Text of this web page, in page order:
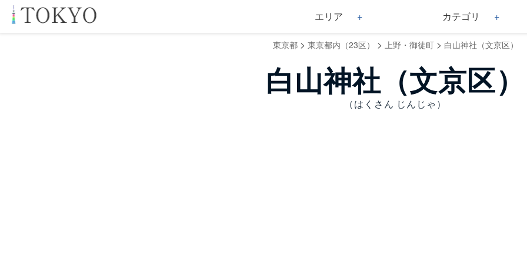
エリア カテゴリ
東京都> 東京都内（23区） > 上野・御徒町> 白山神社（文京区）
白山神社（文京区）
（はくさん じんじゃ）